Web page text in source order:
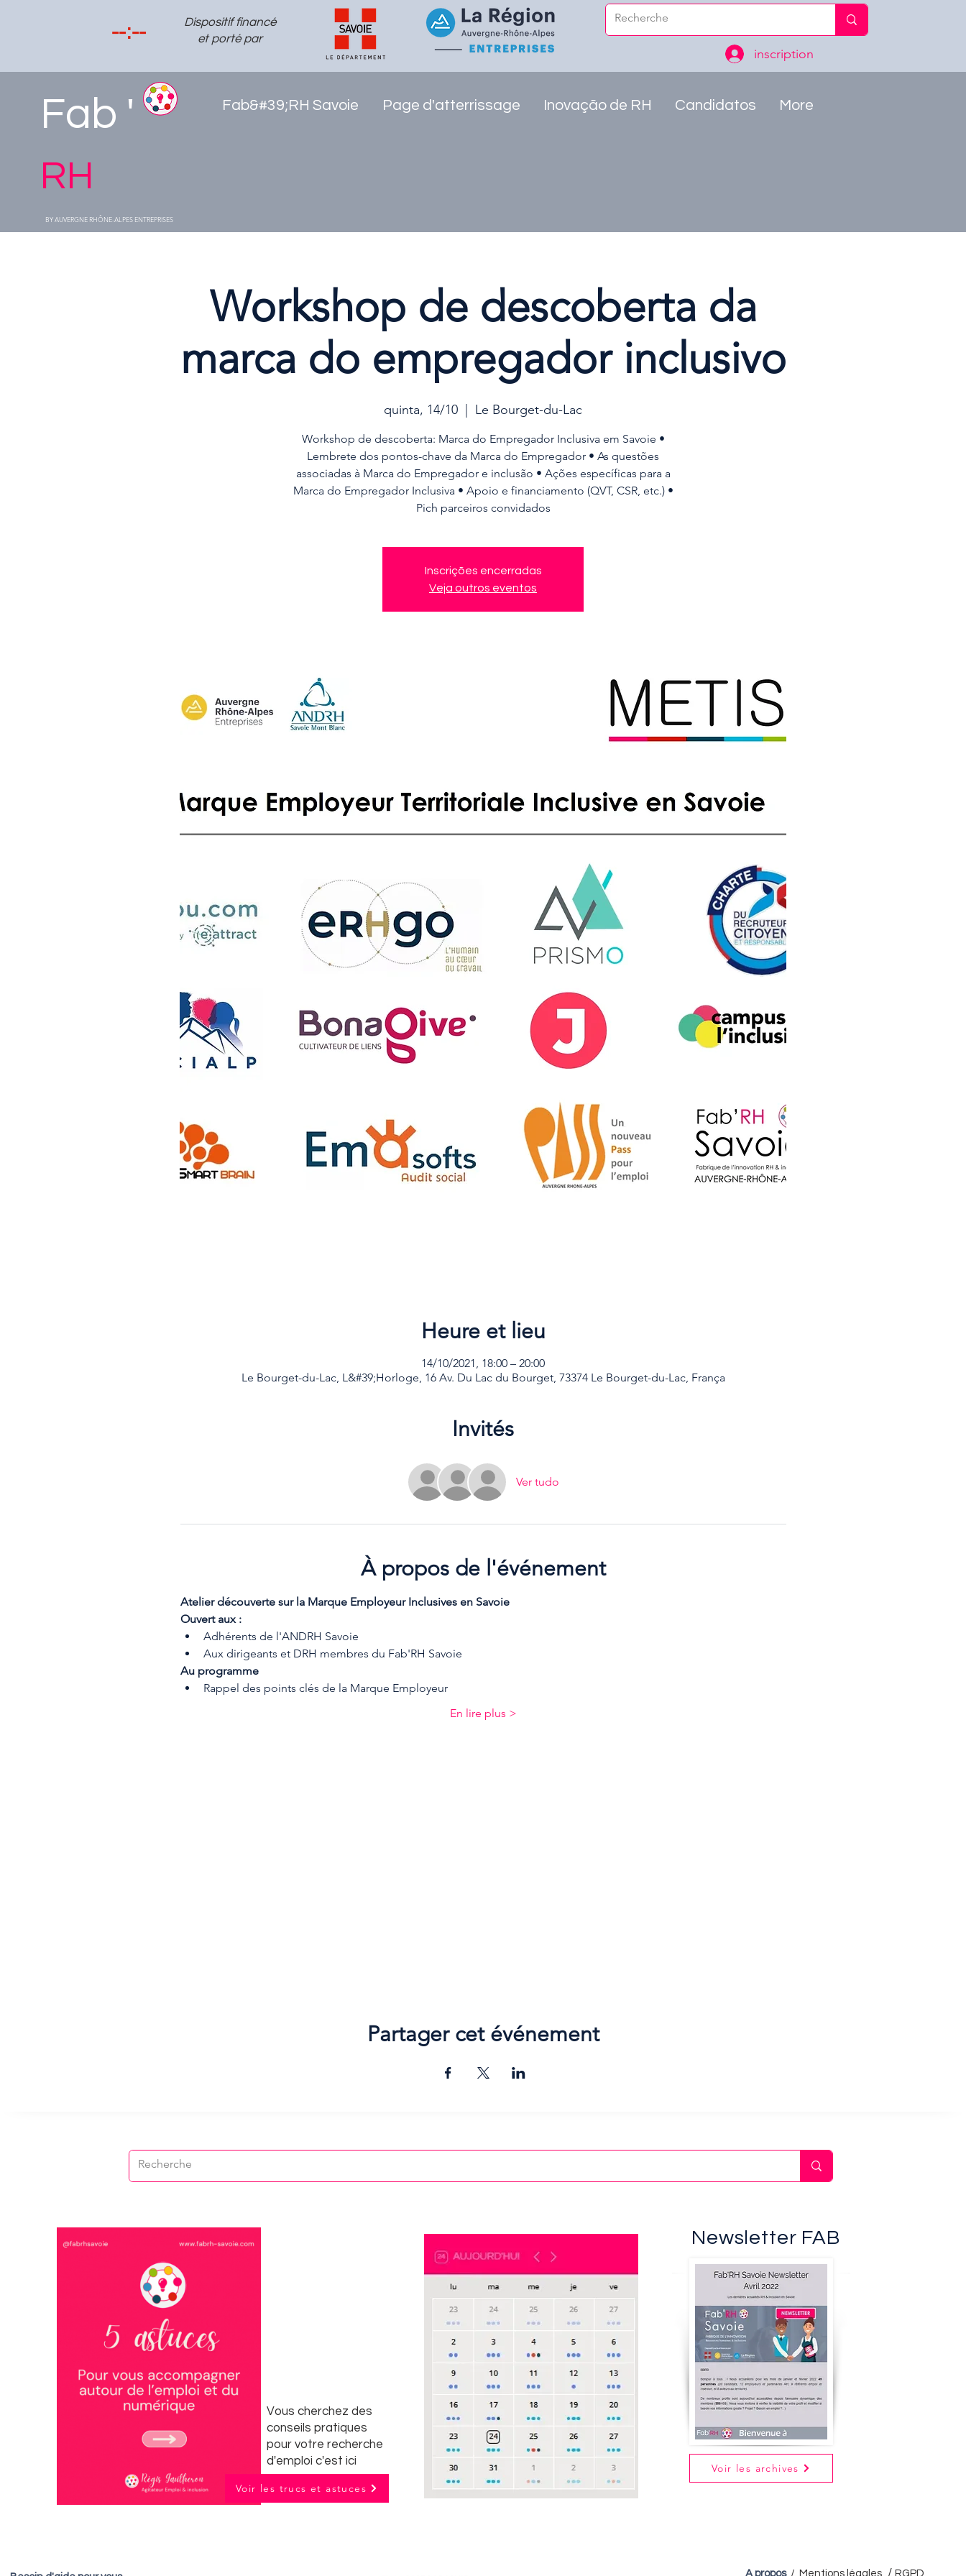
Dispositif financé
et porté par
inscription
Fab '
RH
BY AUVERGNE RHÔNE-ALPES ENTREPRISES
Fab&#39;RH Savoie Page d'atterrissage Inovação de RH Candidatos More
Workshop de descoberta da
marca do empregador inclusivo
quinta, 14/10 Le Bourget-du-Lac
Workshop de descoberta: Marca do Empregador Inclusiva em Savoie •
Lembrete dos pontos-chave da Marca do Empregador • As questões
associadas à Marca do Empregador e inclusão • Ações específicas para a
Marca do Empregador Inclusiva • Apoio e financiamento (QVT, CSR, etc.) •
Pich parceiros convidados
Inscrições encerradas
Veja outros eventos
Heure et lieu
14/10/2021, 18:00 – 20:00
Le Bourget-du-Lac, L&#39;Horloge, 16 Av. Du Lac du Bourget, 73374 Le Bourget-du-Lac, França
Invités
Ver tudo
À propos de l'événement
Atelier découverte sur la Marque Employeur Inclusives en Savoie
Ouvert aux :
Adhérents de l'ANDRH Savoie
Aux dirigeants et DRH membres du Fab'RH Savoie
Au programme
Rappel des points clés de la Marque Employeur
En lire plus >
Partager cet événement
Vous cherchez des
conseils pratiques
pour votre recherche
d'emploi c'est ici
Voir les trucs et astuces
Newsletter FAB
Voir les archives
A propos/ Mentions légales / RGPD